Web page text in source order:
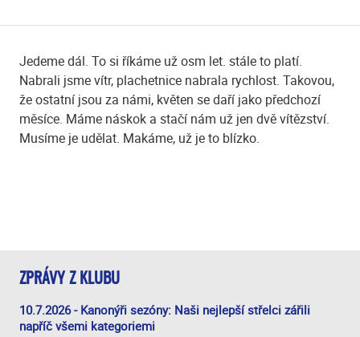
Jedeme dál. To si říkáme už osm let. stále to platí.
Nabrali jsme vítr, plachetnice nabrala rychlost. Takovou,
že ostatní jsou za námi, květen se daří jako předchozí
měsíce. Máme náskok a stačí nám už jen dvě vítězství.
Musíme je udělat. Makáme, už je to blízko.
ZPRÁVY Z KLUBU
10.7.2026 - Kanonýři sezóny: Naši nejlepší střelci zářili
napříč všemi kategoriemi